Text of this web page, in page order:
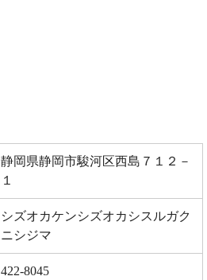
静岡県静岡市駿河区西島７１２－
１
シズオカケンシズオカシスルガク
ニシジマ
422-8045